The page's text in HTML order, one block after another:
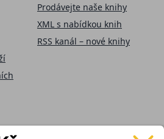
Prodávejte naše knihy
XML s nabídkou knih
RSS kanál – nové knihy